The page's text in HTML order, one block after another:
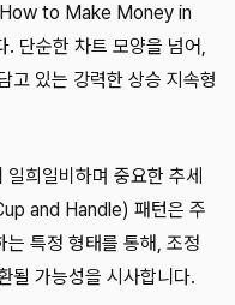
to Make Money in
단순한 차트 모양을 넘어,
고 있는 강력한 상승 지속형
희일비하며 중요한 추세
and Handle) 패턴은 주
특정 형태를 통해, 조정
될 가능성을 시사합니다.